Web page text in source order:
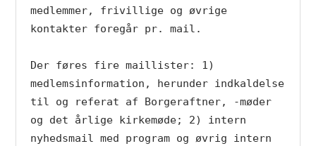
medlemmer, frivillige og øvrige
kontakter foregår pr. mail.
Der føres fire maillister: 1)
medlemsinformation, herunder indkaldelse
til og referat af Borgeraftner, -møder
og det årlige kirkemøde; 2) intern
nyhedsmail med program og øvrig intern